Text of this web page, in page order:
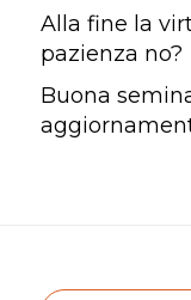
Alla fine la
pazienza no?
Buona